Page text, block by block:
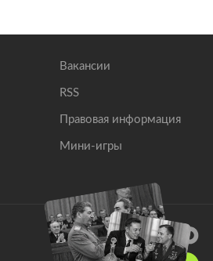
Вакансии
RSS
Правовая информация
Мини-игры